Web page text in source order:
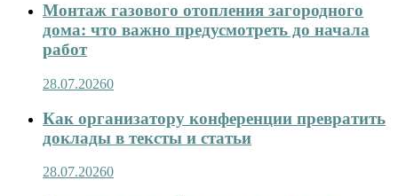
Монтаж газового отопления загородного
дома: что важно предусмотреть до начала
работ
28.07.20260
Как организатору конференции превратить
доклады в тексты и статьи
28.07.20260